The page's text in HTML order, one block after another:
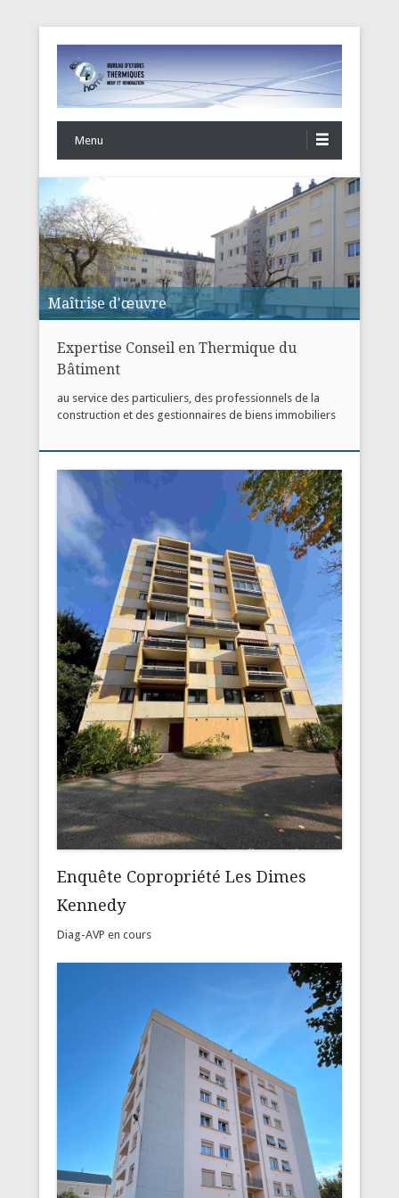
eco4Home
Menu
Maîtrise d'œuvre
Expertise Conseil en Thermique du
Bâtiment
au service des particuliers, des professionnels de la
construction et des gestionnaires de biens immobiliers
Enquête Copropriété Les Dimes
Kennedy
Diag-AVP en cours